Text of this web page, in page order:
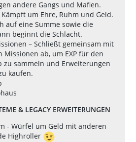
andere Gangs und Mafien.
um Ehre, Ruhm und Geld.
auf eine Summe sowie die
beginnt die Schlacht.
– Schließt gemeinsam mit
Missionen ab, um EXP für den
zu sammeln und Erweiterungen
kaufen.
& LEGACY ERWEITERUNGEN
- Würfel um Geld mit anderen
Highroller